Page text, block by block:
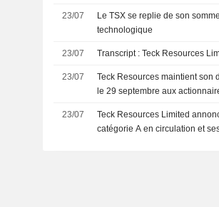
23/07
Le TSX se replie de son
technologique
23/07 Transcript : Teck Resources
23/07
Teck Resources maintient son
le 29 septembre aux
23/07
Teck Resources Limited
catégorie A en circulation et